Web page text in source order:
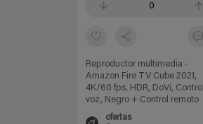
0
Reproductor multimedia -
Amazon Fire TV Cube 2021,
4K/60 fps, HDR, DoVi, Control
voz, Negro + Control remoto
ofertas